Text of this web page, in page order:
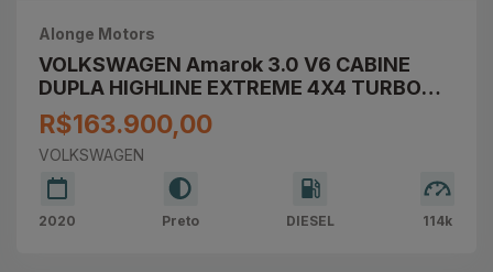
Alonge Motors
VOLKSWAGEN Amarok 3.0 V6 CABINE
DUPLA HIGHLINE EXTREME 4X4 TURBO
INTERCOOLER AUTOMÁTICO
R$163.900,00
VOLKSWAGEN
2020 Preto DIESEL 114k